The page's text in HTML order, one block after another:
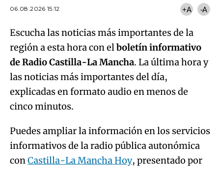
06.08.2026 15:12
+A -A
Escucha las noticias más importantes de la
región a esta hora con elboletín informativo
de Radio Castilla-La Mancha. La última hora y
las noticias más importantes del día,
explicadas en formato audio en menos de
cinco minutos.
Puedes ampliar la información en los servicios
informativos de la radio pública autonómica
conCastilla-La Mancha Hoy, presentado por